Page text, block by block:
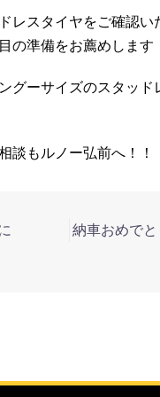
レスタイヤをご確認い
の準備をお薦めします
グーサイズのスタッド
談もルノー弘前へ！！
納車おめでと